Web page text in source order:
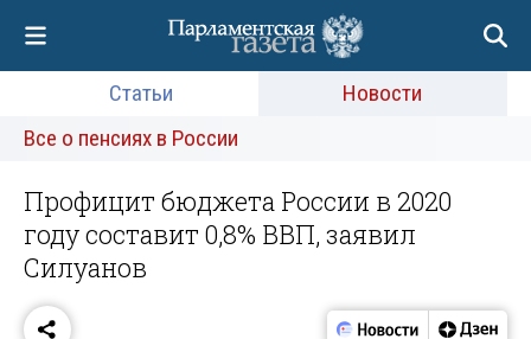
Статьи
Новости
Все о пенсиях в России
Профицит бюджета России в 2020
году составит 0,8% ВВП, заявил
Силуанов